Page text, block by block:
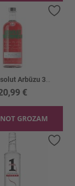
sarakstam
€
GROZAM
sarakstam